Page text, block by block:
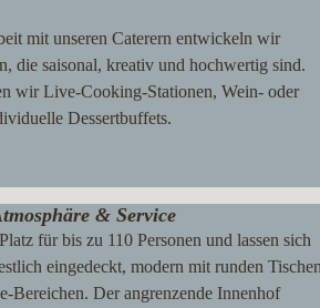
mit unseren Caterern entwickeln wir
die saisonal, kreativ und hochwertig sind.
wir Live-Cooking-Stationen, Wein- oder
Dessertbuffets.
& Service
für bis zu 110 Personen und lassen sich
eingedeckt, modern mit runden
Bereichen. Der angrenzende Innenhof